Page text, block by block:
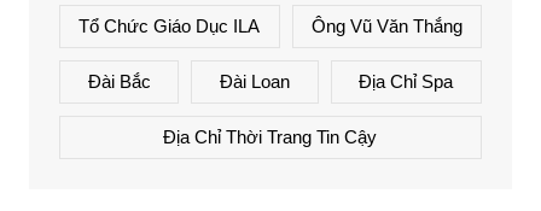
Tổ Chức Giáo Dục ILA Ông Vũ Văn Thắng
Đài Bắc Đài Loan Địa Chỉ Spa
Địa Chỉ Thời Trang Tin Cậy